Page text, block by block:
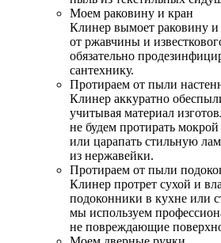
Моем раковину и кран
Клинер вымоет раковину и
от ржавчины и
обязательно
сантехнику.
Протираем от пыли
Клинер аккуратно
учитывая материал
не будем протирать
или царапать стильную
из нержавейки.
Протираем от пыли
Клинер протрет сухой и
подоконники в кухне или
мы используем
не повреждающие